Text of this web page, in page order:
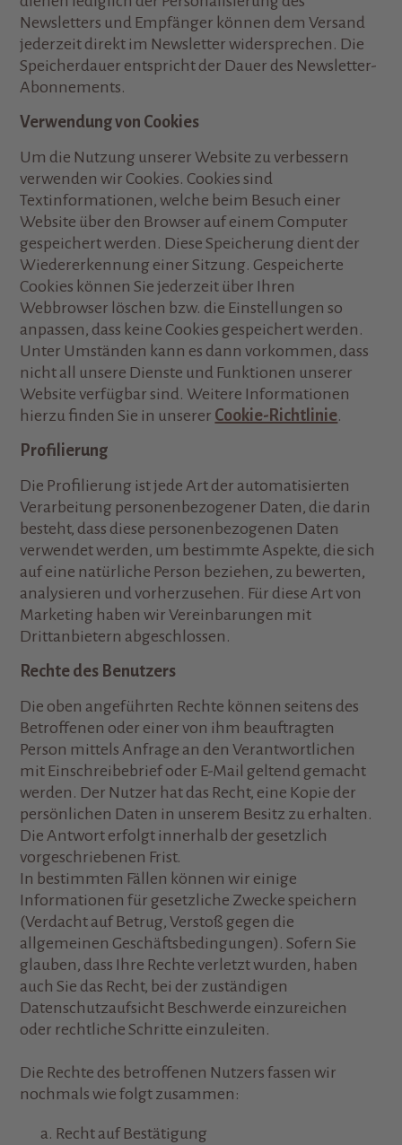
Newsletters und Empfänger können dem Versand
jederzeit direkt im Newsletter widersprechen. Die
Speicherdauer entspricht der Dauer des Newsletter-
Abonnements.
Verwendung von Cookies
Um die Nutzung unserer Website zu verbessern
verwenden wir Cookies. Cookies sind
Textinformationen, welche beim Besuch einer
Website über den Browser auf einem Computer
gespeichert werden. Diese Speicherung dient der
Wiedererkennung einer Sitzung. Gespeicherte
Cookies können Sie jederzeit über Ihren
Webbrowser löschen bzw. die Einstellungen so
anpassen, dass keine Cookies gespeichert werden.
Unter Umständen kann es dann vorkommen, dass
nicht all unsere Dienste und Funktionen unserer
Website verfügbar sind. Weitere Informationen
hierzu finden Sie in unserer Cookie-Richtlinie.
Profilierung
Die Profilierung ist jede Art der automatisierten
Verarbeitung personenbezogener Daten, die darin
besteht, dass diese personenbezogenen Daten
verwendet werden, um bestimmte Aspekte, die sich
auf eine natürliche Person beziehen, zu bewerten,
analysieren und vorherzusehen. Für diese Art von
Marketing haben wir Vereinbarungen mit
Drittanbietern abgeschlossen.
Rechte des Benutzers
Die oben angeführten Rechte können seitens des
Betroffenen oder einer von ihm beauftragten
Person mittels Anfrage an den Verantwortlichen
mit Einschreibebrief oder E-Mail geltend gemacht
werden. Der Nutzer hat das Recht, eine Kopie der
persönlichen Daten in unserem Besitz zu erhalten.
Die Antwort erfolgt innerhalb der gesetzlich
vorgeschriebenen Frist.
In bestimmten Fällen können wir einige
Informationen für gesetzliche Zwecke speichern
(Verdacht auf Betrug, Verstoß gegen die
allgemeinen Geschäftsbedingungen). Sofern Sie
glauben, dass Ihre Rechte verletzt wurden, haben
auch Sie das Recht, bei der zuständigen
Datenschutzaufsicht Beschwerde einzureichen
oder rechtliche Schritte einzuleiten.
Die Rechte des betroffenen Nutzers fassen wir
nochmals wie folgt zusammen:
Recht auf Bestätigung